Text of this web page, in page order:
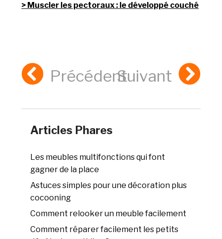
Muscler les pectoraux : le développé couché
PrécédentSuivant
Articles Phares
Les meubles multifonctions qui font
gagner de la place
Astuces simples pour une décoration plus
cocooning
Comment relooker un meuble facilement
Comment réparer facilement les petits